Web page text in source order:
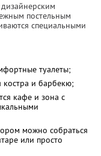
постельным
специальными
туалеты;
костра и барбекю;
кафе и зона с
можно собраться
или просто